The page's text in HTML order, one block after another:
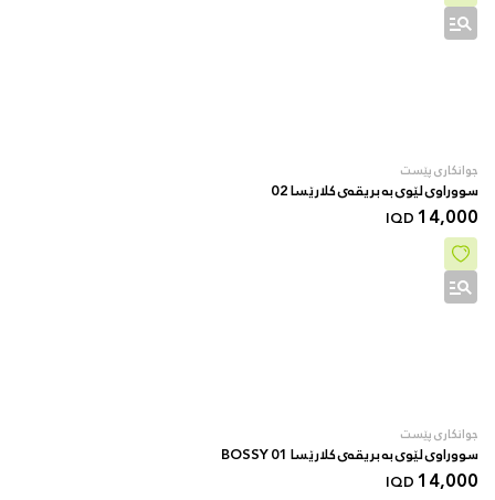
جوانکاری پێست
سووراوی لێوی بە بریقەی کلارێسا 02
14,000
IQD
جوانکاری پێست
سووراوی لێوی بە بریقەی کلارێسا 01 BOSSY
14,000
IQD